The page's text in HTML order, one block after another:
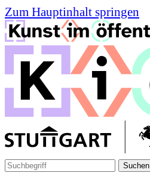
Zum Hauptinhalt springen
Suchen